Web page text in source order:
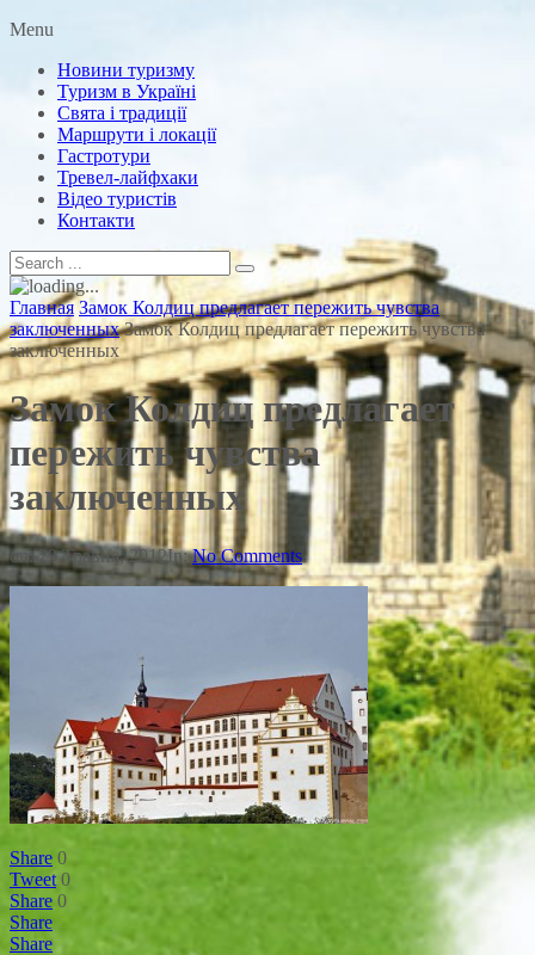
Menu
Новини туризму
Туризм в Україні
Свята і традиції
Маршрути і локації
Гастротури
Тревел-лайфхаки
Відео туристів
Контакти
Главная Замок Колдиц предлагает пережить чувства
заключенных Замок Колдиц предлагает пережить чувства
заключенных
Замок Колдиц предлагает
пережить чувства
заключенных
on:29 Травня, 2012In:No Comments
Share 0
Tweet 0
Share 0
Share
Share